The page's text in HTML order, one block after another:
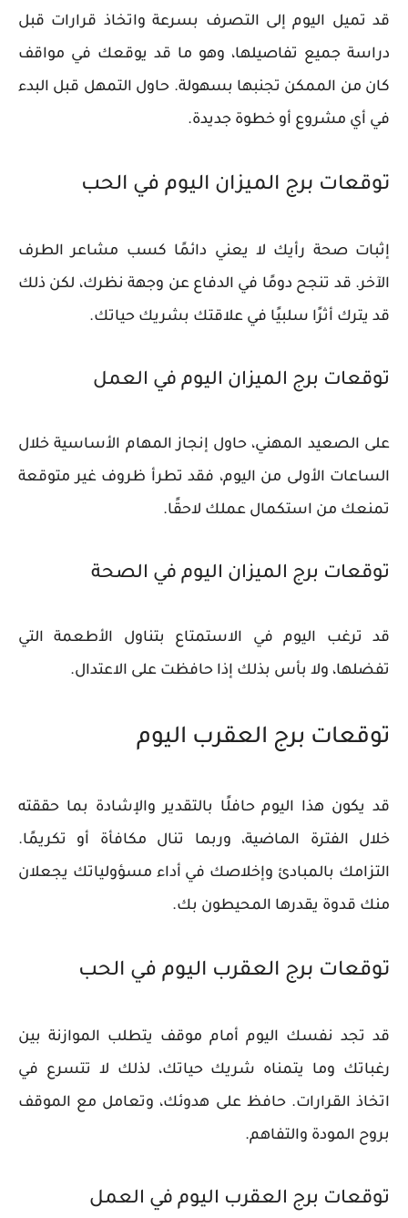
قد تميل اليوم إلى التصرف بسرعة واتخاذ قرارات قبل
دراسة جميع تفاصيلها، وهو ما قد يوقعك في مواقف
كان من الممكن تجنبها بسهولة. حاول التمهل قبل البدء
في أي مشروع أو خطوة جديدة.
توقعات برج الميزان اليوم في الحب
إثبات صحة رأيك لا يعني دائمًا كسب مشاعر الطرف
الآخر. قد تنجح دومًا في الدفاع عن وجهة نظرك، لكن ذلك
قد يترك أثرًا سلبيًا في علاقتك بشريك حياتك.
توقعات برج الميزان اليوم في العمل
على الصعيد المهني، حاول إنجاز المهام الأساسية خلال
الساعات الأولى من اليوم، فقد تطرأ ظروف غير متوقعة
تمنعك من استكمال عملك لاحقًا.
توقعات برج الميزان اليوم في الصحة
قد ترغب اليوم في الاستمتاع بتناول الأطعمة التي
تفضلها، ولا بأس بذلك إذا حافظت على الاعتدال.
توقعات برج العقرب اليوم
قد يكون هذا اليوم حافلًا بالتقدير والإشادة بما حققته
خلال الفترة الماضية، وربما تنال مكافأة أو تكريمًا.
التزامك بالمبادئ وإخلاصك في أداء مسؤولياتك يجعلان
منك قدوة يقدرها المحيطون بك.
توقعات برج العقرب اليوم في الحب
قد تجد نفسك اليوم أمام موقف يتطلب الموازنة بين
رغباتك وما يتمناه شريك حياتك، لذلك لا تتسرع في
اتخاذ القرارات. حافظ على هدوئك، وتعامل مع الموقف
بروح المودة والتفاهم.
توقعات برج العقرب اليوم في العمل